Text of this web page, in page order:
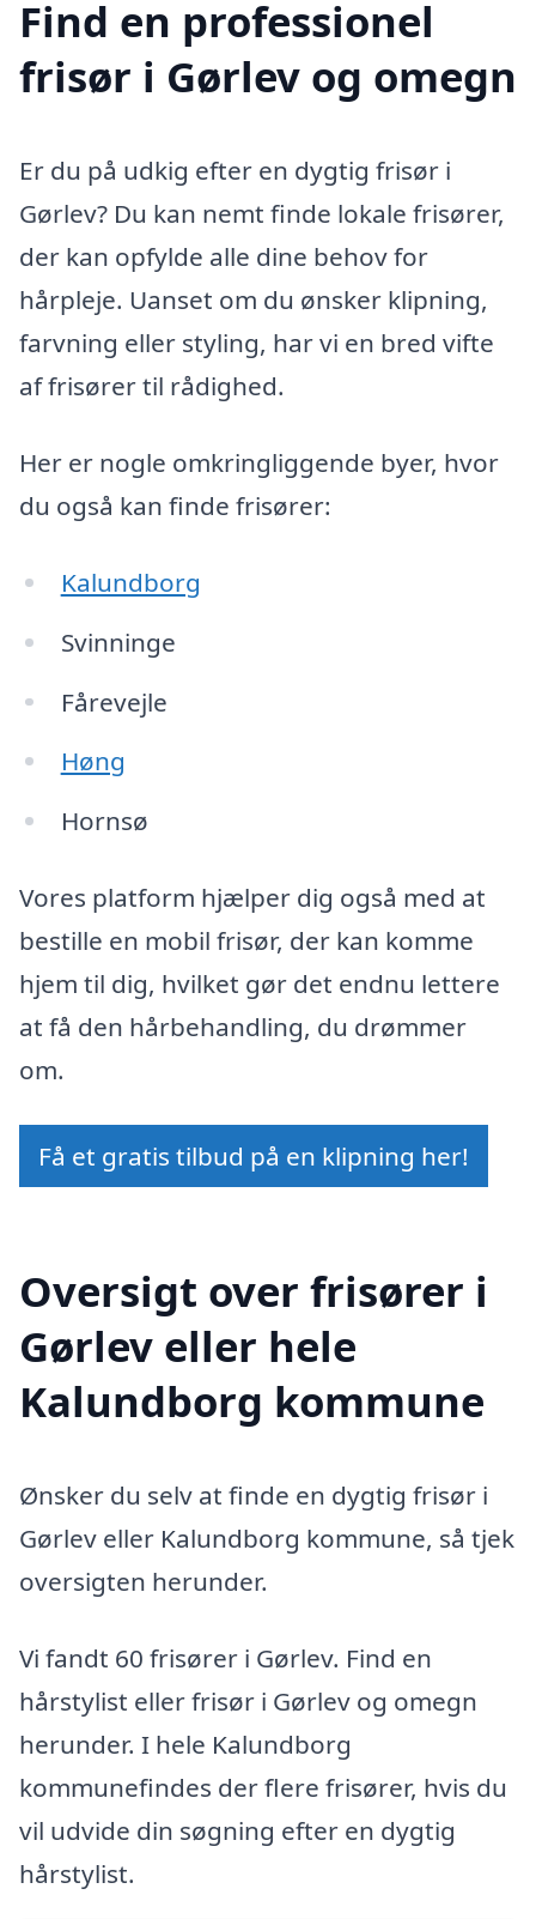
Find en professionel
frisør i Gørlev og omegn
Er du på udkig efter en dygtig frisør i
Gørlev? Du kan nemt finde lokale frisører,
der kan opfylde alle dine behov for
hårpleje. Uanset om du ønsker klipning,
farvning eller styling, har vi en bred vifte
af frisører til rådighed.
Her er nogle omkringliggende byer, hvor
du også kan finde frisører:
Kalundborg
Svinninge
Fårevejle
Høng
Hornsø
Vores platform hjælper dig også med at
bestille en mobil frisør, der kan komme
hjem til dig, hvilket gør det endnu lettere
at få den hårbehandling, du drømmer
om.
Få et gratis tilbud på en klipning her!
Oversigt over frisører i
Gørlev eller hele
Kalundborg kommune
Ønsker du selv at finde en dygtig frisør i
Gørlev eller Kalundborg kommune, så tjek
oversigten herunder.
Vi fandt 60 frisører i Gørlev. Find en
hårstylist eller frisør i Gørlev og omegn
herunder. I hele Kalundborg
kommunefindes der flere frisører, hvis du
vil udvide din søgning efter en dygtig
hårstylist.